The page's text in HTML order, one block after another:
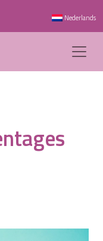
Nederlands